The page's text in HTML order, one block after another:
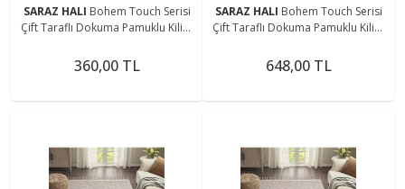
SARAZ HALI Bohem Touch Serisi
Çift Taraflı Dokuma Pamuklu Kilim
360,00 TL
SARAZ HALI Bohem Touch Serisi
Çift Taraflı Dokuma Pamuklu Kilim
648,00 TL